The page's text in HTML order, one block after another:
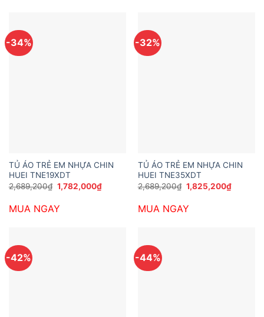
-34%
TỦ ÁO TRẺ EM NHỰA CHIN
HUEI TNE19XDT
2,689,200₫ Giá
gốc
2,689,200₫.
1,782,000₫Giá
hiện
MUA NGAY
-32%
TỦ ÁO TRẺ EM NHỰA CHIN
HUEI TNE35XDT
2,689,200₫ Giá
gốc
2,689,200₫.
1,825,200₫Giá
hiện
MUA NGAY
-42% -44%